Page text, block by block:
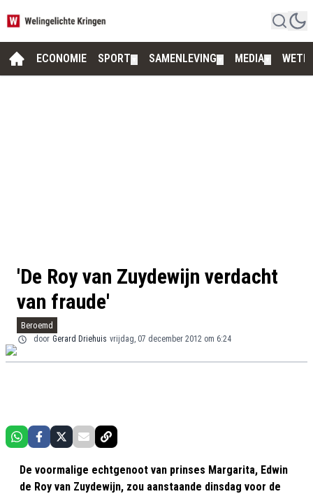
ECONOMIE SPORT SAMENLEVING MEDIA
'De Roy van Zuydewijn verdacht
van fraude'
Beroemd
door Gerard Driehuis vrijdag, 07 december 2012 om 6:24
De voormalige echtgenoot van prinses Margarita, Edwin
de Roy van Zuydewijn, zou aanstaande dinsdag voor de